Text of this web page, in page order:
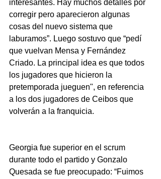
interesantes. Hay muchos detalles por
corregir pero aparecieron algunas
cosas del nuevo sistema que
laburamos”. Luego sostuvo que “pedí
que vuelvan Mensa y Fernández
Criado. La principal idea es que todos
los jugadores que hicieron la
pretemporada jueguen", en referencia
a los dos jugadores de Ceibos que
volverán a la franquicia.
Georgia fue superior en el scrum
durante todo el partido y Gonzalo
Quesada se fue preocupado: “Fuimos